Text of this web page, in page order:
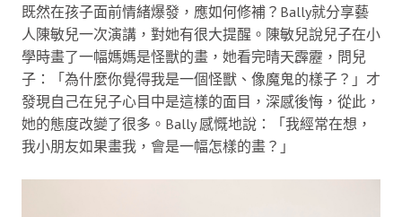
既然在孩子面前情緒爆發，應如何修補？Bally就分享藝
人陳敏兒一次演講，對她有很大提醒。陳敏兒說兒子在小
學時畫了一幅媽媽是怪獸的畫，她看完晴天霹靂，問兒
子：「為什麼你覺得我是一個怪獸、像魔鬼的樣子？」才
發現自己在兒子心目中是這樣的面目，深感後悔，從此，
她的態度改變了很多。Bally 感慨地說：「我經常在想，
我小朋友如果畫我，會是一幅怎樣的畫？」